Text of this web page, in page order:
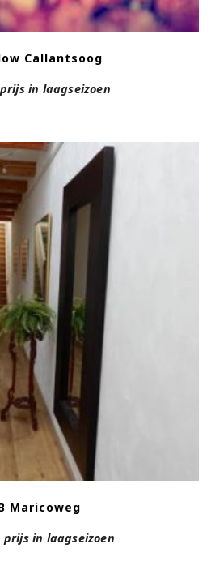
Callantsoog
prijs in laagseizoen
Maricoweg
prijs in laagseizoen